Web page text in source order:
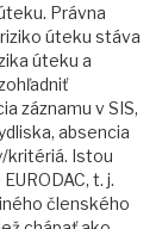
Právna
úteku stáva
úteku a
záznamu v SIS,
absencia
kritériá. Istou
t. j.
členského